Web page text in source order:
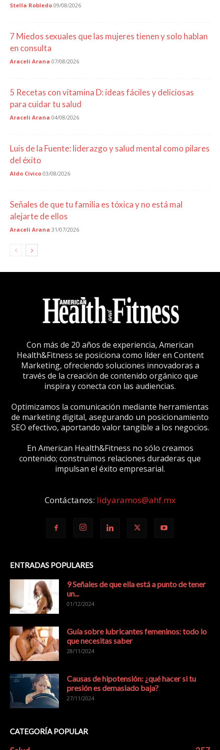
Stella Robledo 09/08/2026
7 Miedos sexuales que las mujeres tienen y solo hablan
en consulta
Araceli Arana 07/08/2026
5 Recetas con vitamina D: ideas fáciles y deliciosas
para cuidar tu salud
Araceli Arana 04/08/2026
Luis de la Fuente: liderazgo y salud mental como pilares
del éxito
Aldo Civico 03/08/2026
Señales de que tu familia es tóxica y no está mal
alejarte de ellos
Araceli Arana 31/07/2026
Con más de 20 años de experiencia, American
Health&Fitness se posiciona como líder en Content
Marketing, ofreciendo soluciones innovadoras a
través de la creación de contenido orgánico que
inspira y conecta con las audiencias.
Optimizamos la comunicación mediante herramientas
de marketing digital, asegurando un posicionamiento
SEO efectivo, aportando valor tangible a los negocios.
En American Health&Fitness no sólo creamos
contenido; construimos relaciones duraderas que
impulsan el éxito empresarial.
Contáctanos: lidyaramos@ahf.mx
ENTRADAS POPULARES
9 Señales de que ella está a punto de tener
un...
01/12/2024
Guía sobre lubricantes femeninos: todo lo
que necesitas saber
28/11/2024
Causas de hipotensión: ¿qué hacer si tu
presión es demasiado baja?
27/11/2024
CATEGORÍA POPULAR